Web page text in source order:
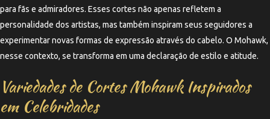
para fãs e admiradores. Esses cortes não apenas refletem a
personalidade dos artistas, mas também inspiram seus seguidores a
experimentar novas formas de expressão através do cabelo. O Mohawk,
nesse contexto, se transforma em uma declaração de estilo e atitude.
Variedades de Cortes Mohawk Inspirados
em Celebridades